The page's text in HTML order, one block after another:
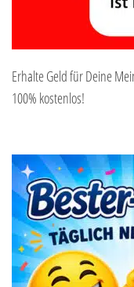
Erhalte Geld für Deine
100% kostenlos!